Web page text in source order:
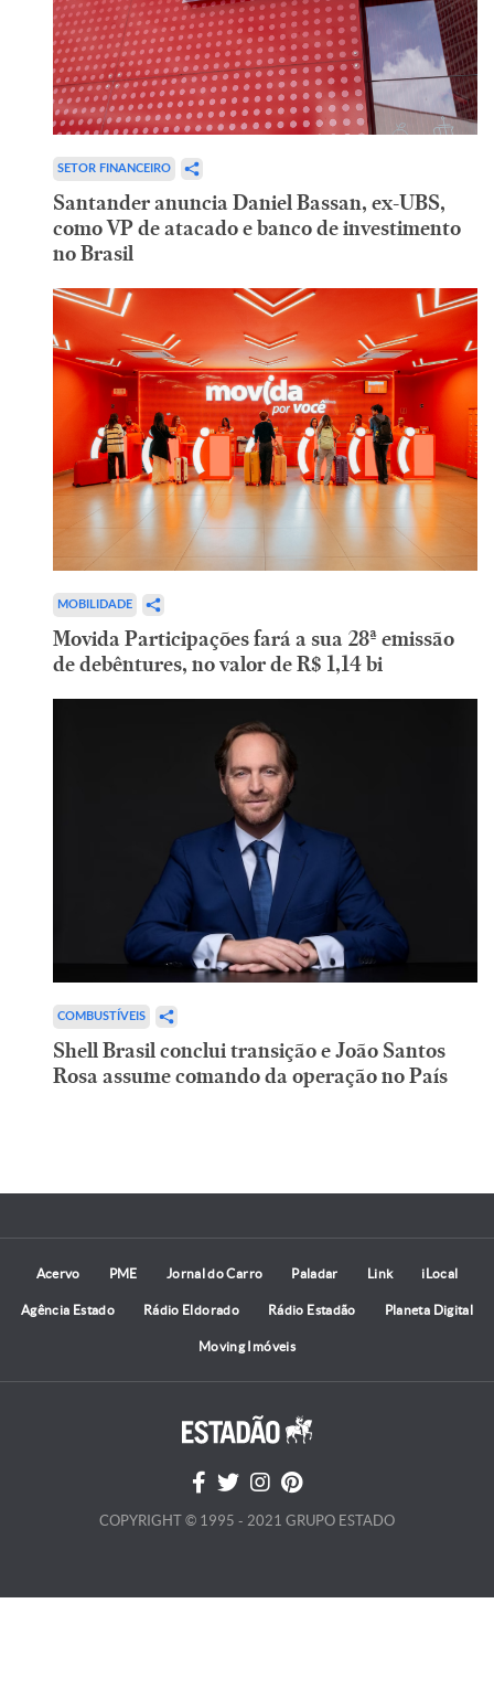
SETOR FINANCEIRO
Santander anuncia Daniel Bassan, ex-UBS,
como VP de atacado e banco de investimento
no Brasil
MOBILIDADE
Movida Participações fará a sua 28ª emissão
de debêntures, no valor de R$ 1,14 bi
COMBUSTÍVEIS
Shell Brasil conclui transição e João Santos
Rosa assume comando da operação no País
Acervo PME Jornal do Carro Paladar Link iLocal
Agência Estado Rádio Eldorado Rádio Estadão Planeta Digital
Moving Imóveis
COPYRIGHT © 1995 - 2021 GRUPO ESTADO